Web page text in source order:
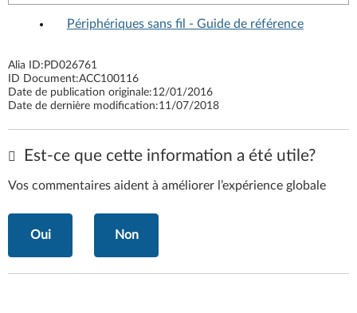
Périphériques sans fil - Guide de référence
Alia ID: PD026761
ID Document:ACC100116
Date de publication originale:12/01/2016
Date de dernière modification:11/07/2018
Est-ce que cette information a été utile?
Vos commentaires aident à améliorer l’expérience globale
Oui Non